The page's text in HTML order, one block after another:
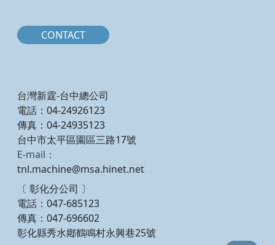
CONTACT
台灣新霆-台中總公司
電話：04-24926123
傳真：04-24935123
台中市太平區園區三路17號
E-mail：
tnl.machine@msa.hinet.net
〔 彰化分公司 〕
電話：047-685123
傳真：047-696602
彰化縣秀水鄕鶴鳴村永興巷25號